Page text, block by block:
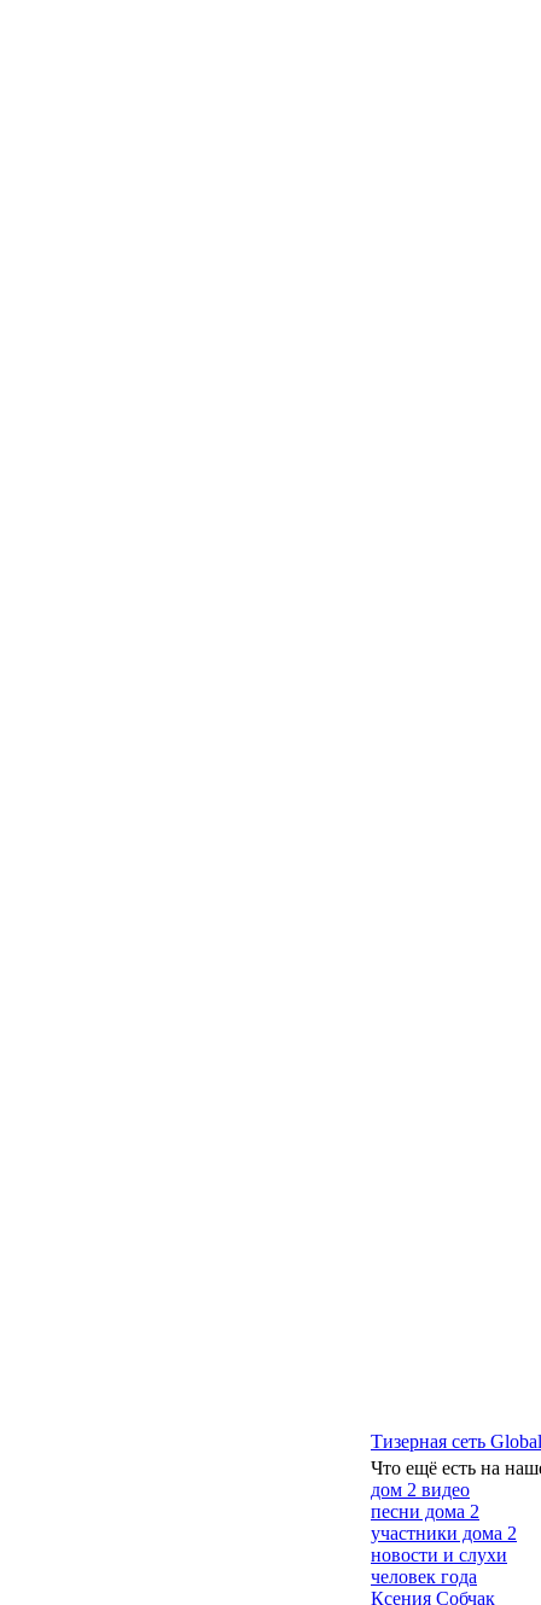
Тизерная сеть
Что ещё есть на
дом 2 видео
песни дома 2
участники дома 2
новости и слухи
человек года
Ксения Собчак